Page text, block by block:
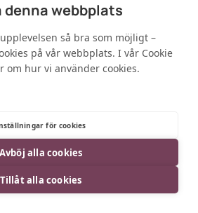
återkomst – hur AI
klockan
denna webbplats
så bra som möjligt –
på vår webbplats. I vår Cookie
om hur vi använder cookies.
för cookies
Avböj alla cookies
Tillåt alla cookies